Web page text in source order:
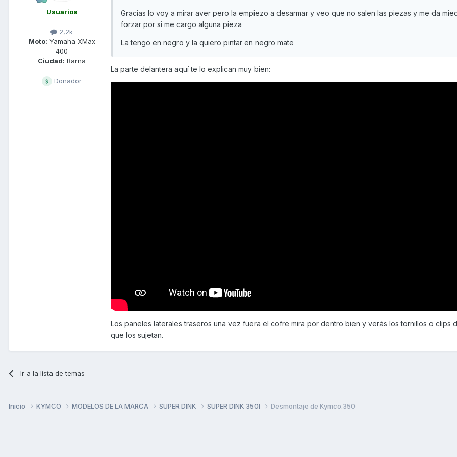
Usuarios
2,2k
Moto: Yamaha XMax
400
Ciudad: Barna
Donador
Gracias lo voy a mirar aver pero la empiezo a desarmar y veo que no salen las piezas y me da
forzar por si me cargo alguna pieza
La tengo en negro y la quiero pintar en negro mate
La parte delantera aquí te lo explican muy bien:
Los paneles laterales traseros una vez fuera el cofre mira por dentro bien y verás los tornillos o clips
que los sujetan.
Ir a la lista de temas
Inicio KYMCO MODELOS DE LA MARCA SUPER DINK SUPER DINK 350I Desmontaje de Kymco.350